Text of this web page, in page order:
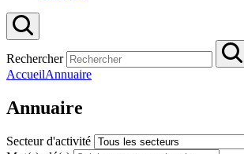
Rechercher
AccueilAnnuaire
Annuaire
Secteur d'activité